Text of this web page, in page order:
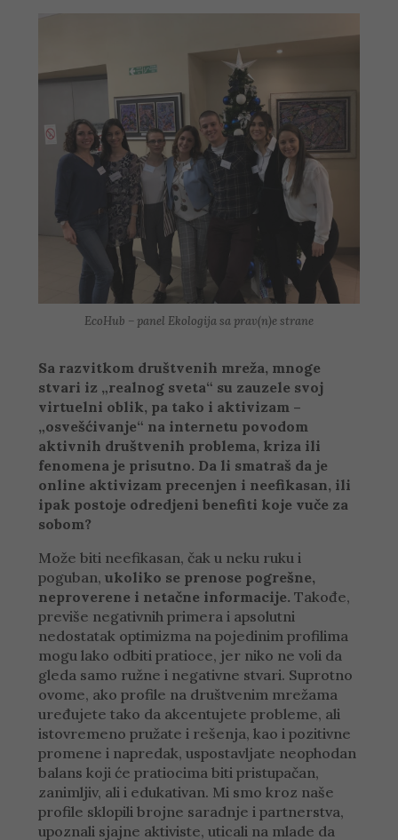
EcoHub – panel Ekologija sa prav(n)e strane
Sa razvitkom društvenih mreža, mnoge
stvari iz „realnog sveta“ su zauzele svoj
virtuelni oblik, pa tako i aktivizam –
„osvešćivanje“ na internetu povodom
aktivnih društvenih problema, kriza ili
fenomena je prisutno. Da li smatraš da je
online aktivizam precenjen i neefikasan, ili
ipak postoje odredjeni benefiti koje vuče za
sobom?
Može biti neefikasan, čak u neku ruku i
poguban, ukoliko se prenose pogrešne,
neproverene i netačne informacije. Takođe,
previše negativnih primera i apsolutni
nedostatak optimizma na pojedinim profilima
mogu lako odbiti pratioce, jer niko ne voli da
gleda samo ružne i negativne stvari. Suprotno
ovome, ako profile na društvenim mrežama
uređujete tako da akcentujete probleme, ali
istovremeno pružate i rešenja, kao i pozitivne
promene i napredak, uspostavljate neophodan
balans koji će pratiocima biti pristupačan,
zanimljiv, ali i edukativan. Mi smo kroz naše
profile sklopili brojne saradnje i partnerstva,
upoznali sjajne aktiviste, uticali na mlade da